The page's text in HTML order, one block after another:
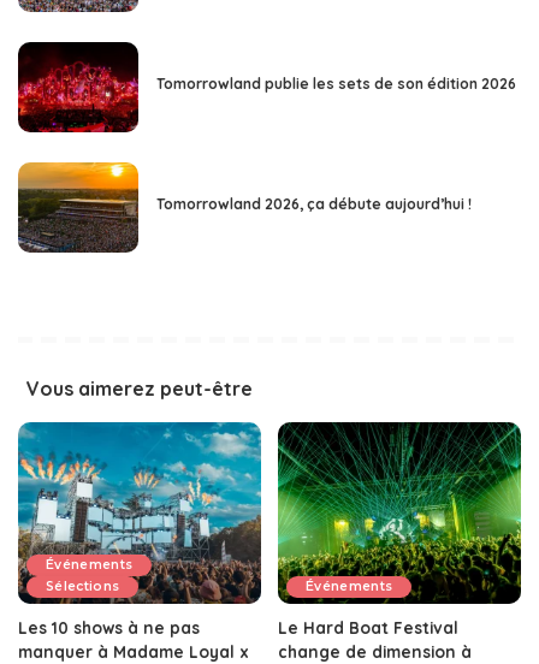
Tomorrowland publie les sets de son édition 2026
Tomorrowland 2026, ça débute aujourd’hui !
Vous aimerez peut-être
Événements
Sélections
Les 10 shows à ne pas
manquer à Madame Loyal x
Événements
Le Hard Boat Festival
change de dimension à